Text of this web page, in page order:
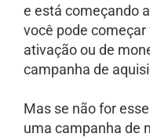
e está começando
você pode
ativação ou de
campanha de
Mas se não for
uma campanha de